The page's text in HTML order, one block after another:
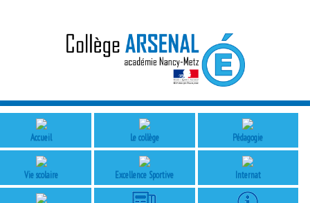
Accueil Le collège Pédagogie
Vie scolaire Excellence Sportive Internat